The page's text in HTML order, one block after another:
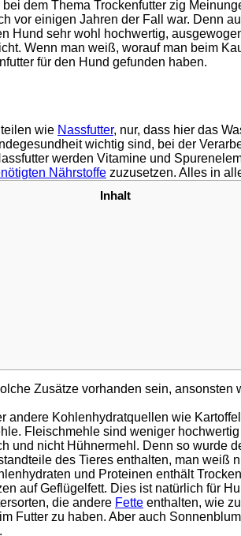
dem Thema Trockenfutter zig
vor einigen Jahren der Fall war. Denn
sehr wohl hochwertig,
Wenn man weiß, worauf man beim
für den Hund gefunden haben.
wie Nassfutter, nur, dass hier das
wichtig sind, bei der
werden Vitamine und
Nährstoffe zuzusetzen. Alles in
Inhalt
Zusätze vorhanden sein,
andere Kohlenhydratquellen wie
Fleischmehle sind weniger
nicht Hühnermehl. Denn so wurde
des Tieres enthalten, man weiß
und Proteinen enthält
auf Geflügelfett. Dies ist natürlich für
die andere Fette enthalten, wie
Futter zu haben. Aber auch